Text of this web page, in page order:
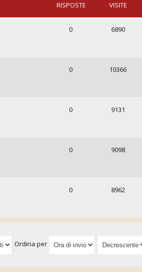
RISPOSTE VISITE
0 6890
0 10366
0 9131
0 9098
0 8962
Ordina per